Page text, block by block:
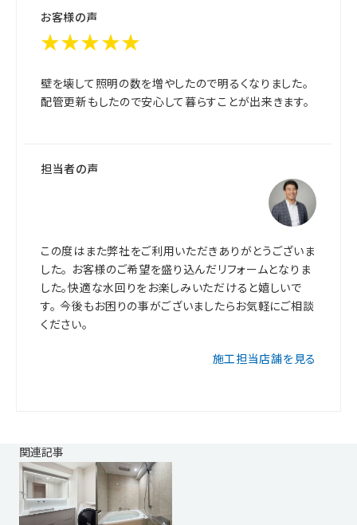
お客様の声
★★★★★
壁を壊して照明の数を増やしたので明るくなりました。
配管更新もしたので安心して暮らすことが出来きます。
担当者の声
この度はまた弊社をご利用いただきありがとうございま
した。 お客様のご希望を盛り込んだリフォームとなりま
した。快適な水回りをお楽しみいただけると嬉しいで
す。 今後もお困りの事がございましたらお気軽にご相談
ください。
施工担当店舗を見る
関連記事